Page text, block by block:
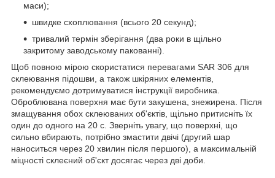
маси);
швидке схоплювання (всього 20 секунд);
тривалий термін зберігання (два роки в щільно
закритому заводському пакованні).
Щоб повною мірою скористатися перевагами SAR 306 для
склеювання підошви, а також шкіряних елементів,
рекомендуємо дотримуватися інструкції виробника.
Оброблювана поверхня має бути закушена, знежирена. Після
змащування обох склеюваних об'єктів, щільно притисніть їх
один до одного на 20 с. Зверніть увагу, що поверхні, що
сильно вбирають, потрібно змастити двічі (другий шар
наноситься через 20 хвилин після першого), а максимальній
міцності склеєний об'єкт досягає через дві доби.